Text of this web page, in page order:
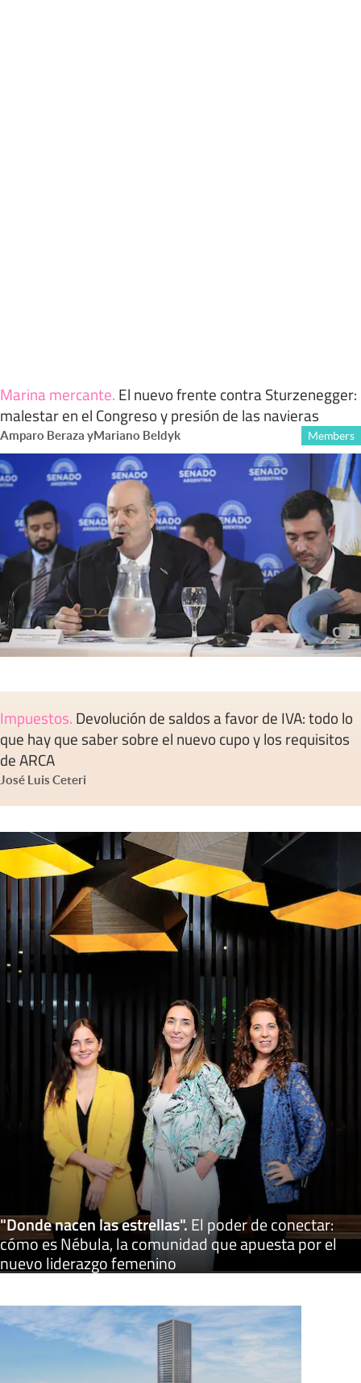
Marina mercante. El nuevo frente contra Sturzenegger:
malestar en el Congreso y presión de las navieras
Amparo Beraza yMariano Beldyk Members
Impuestos. Devolución de saldos a favor de IVA: todo lo
que hay que saber sobre el nuevo cupo y los requisitos
de ARCA
José Luis Ceteri
"Donde nacen las estrellas".El poder de conectar:
cómo es Nébula, la comunidad que apuesta por el
nuevo liderazgo femenino